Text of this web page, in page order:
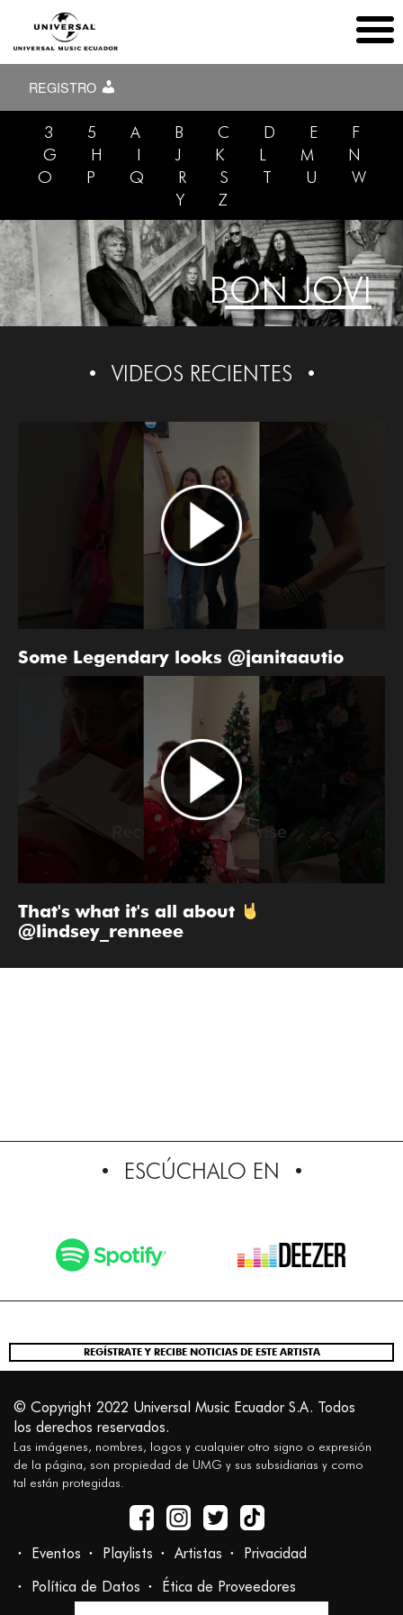
REGISTRO
3 5 A B C D E
F
G
H I J K L M
N
O
P Q R S T U
W
Y
Z
BON JOVI
VIDEOS RECIENTES
Some Legendary looks @janitaautio
That's what it's all about
@lindsey_renneee
ESCÚCHALO EN
REGÍSTRATE Y RECIBE NOTICIAS DE ESTE ARTISTA
© Copyright 2022 Universal Music Ecuador S.A. Todos
los derechos reservados.
Las imágenes, nombres, logos y cualquier otro signo o expresión
de la página, son propiedad de UMG y sus subsidiarias y como
tal están protegidas.
Eventos Playlists Artistas
Privacidad
Política de Datos
Ética de Proveedores